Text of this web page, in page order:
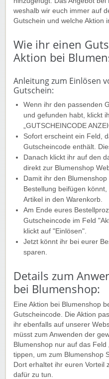
weshalb wir euch immer auf
Gutschein und welche Aktion
Wie ihr einen
Aktion bei
Anleitung zum Einlösen
Gutschein:
Wenn ihr den passenden
und gefunden habt, klickt
„GUTSCHEINCODE
Sofort erscheint ein Feld,
Gutscheincode enthält.
Danach klickt ihr auf den
direkt zur Blumenshop
Damit ihr den
Bestellung beifügen
Artikel in den Warenkorb.
Am Ende eures
Gutscheincode im Feld
klickt auf "Einlösen".
Jetzt könnt ihr bei eurer
sparen.
Details zum
bei Blumenshop:
Eine Aktion bei Blumenshop
Gutscheincode. Die Aktion
ihr ebenfalls auf unserer
müsst zum Anwenden der
Blumenshop nur auf das Feld
tippen, um zum Blumenshop
Dort erhaltet ihr euren Vorteil
dafür zu tun.